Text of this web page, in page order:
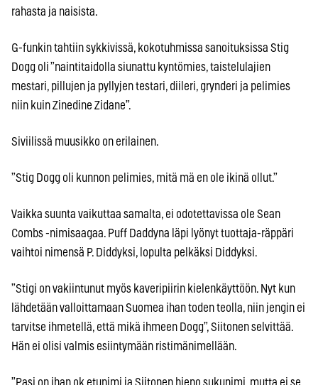
rahasta ja naisista.
G-funkin tahtiin sykkivissä, kokotuhmissa sanoituksissa Stig
Dogg oli ”naintitaidolla siunattu kyntömies, taistelulajien
mestari, pillujen ja pyllyjen testari, diileri, grynderi ja pelimies
niin kuin Zinedine Zidane”.
Siviilissä muusikko on erilainen.
”Stig Dogg oli kunnon pelimies, mitä mä en ole ikinä ollut.”
Vaikka suunta vaikuttaa samalta, ei odotettavissa ole Sean
Combs -nimisaagaa. Puff Daddyna läpi lyönyt tuottaja-räppäri
vaihtoi nimensä P. Diddyksi, lopulta pelkäksi Diddyksi.
”Stigi on vakiintunut myös kaveripiirin kielenkäyttöön. Nyt kun
lähdetään valloittamaan Suomea ihan toden teolla, niin jengin ei
tarvitse ihmetellä, että mikä ihmeen Dogg”, Siitonen selvittää.
Hän ei olisi valmis esiintymään ristimänimellään.